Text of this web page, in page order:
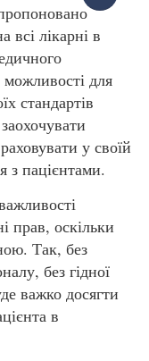
всі лікарні в
можливості для
стандартів
у своїй
з пацієнтами.
прав, оскільки
Так, без
без гідної
важко досягти
в